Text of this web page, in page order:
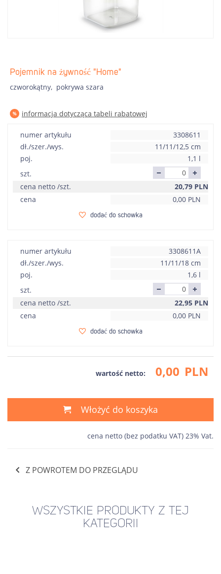
Pojemnik na żywność "Home"
czworokątny, pokrywa szara
informacja dotycząca tabeli rabatowej
numer artykułu
3308611
dł./szer./wys.
11/11/12,5 cm
poj.
1,1 l
szt.
cena netto /szt.
20,79 PLN
cena
0,00 PLN
dodać do schowka
numer artykułu
3308611A
dł./szer./wys.
11/11/18 cm
poj.
1,6 l
szt.
cena netto /szt.
22,95 PLN
cena
0,00 PLN
dodać do schowka
wartość netto: 0,00 PLN
Włożyć do koszyka
cena netto (bez podatku VAT) 23% Vat.
Z POWROTEM DO PRZEGLĄDU
WSZYSTKIE PRODUKTY Z TEJ
KATEGORII